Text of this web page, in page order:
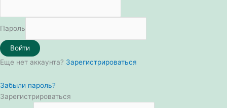
Пароль
Войти
Еще нет аккаунта? Зарегистрироваться
Забыли пароль?
Зарегистрироваться